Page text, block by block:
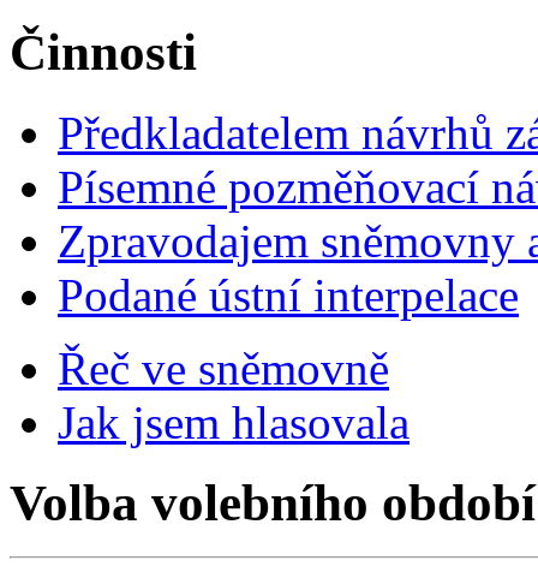
Činnosti
Předkladatelem návrhů
Písemné pozměňovací
Zpravodajem
Podané ústní interpelace
Řeč ve sněmovně
Jak jsem hlasovala
Volba volebního období